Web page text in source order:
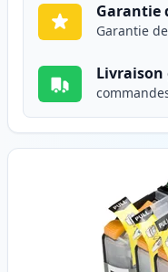
Garantie
Garantie